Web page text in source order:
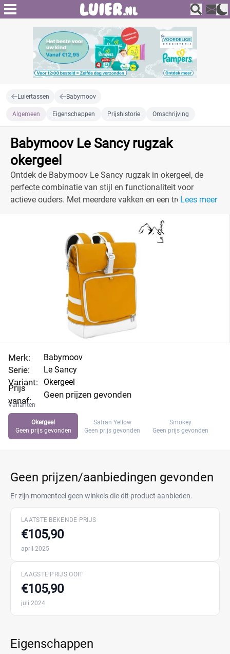
Luiertassen Babymoov
Algemeen Eigenschappen Prijshistorie Omschrijving
Babymoov Le Sancy rugzak
okergeel
Ontdek de Babymoov Le Sancy rugzak in okergeel, de
perfecte combinatie van stijl en functionaliteit voor
actieve ouders. Met meerdere vakken en een trendyLees meer
Merk:
Serie:
Variant:
Prijs
vanaf:
Babymoov
Le Sancy
Okergeel
Geen prijzen gevonden
Varianten
Okergeel
Geen prijs gevonden
Safran Yellow
Geen prijs gevonden
Smokey
Geen prijs gevonden
Geen prijzen/aanbiedingen gevonden
Er zijn momenteel geen winkels die dit product aanbieden.
LAATSTE BEKENDE PRIJS
€105,90
april 2025
LAAGSTE PRIJS OOIT
€105,90
juli 2024
Eigenschappen